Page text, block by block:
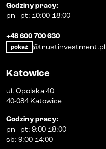
Godziny pracy:
pn - pt: 10:00-18:00
+48 600 700 630
pokaż @trustinvestment.pl
Katowice
ul. Opolska 40
40-084 Katowice
Godziny pracy:
pn - pt: 9:00-18:00
sb: 9:00-14:00